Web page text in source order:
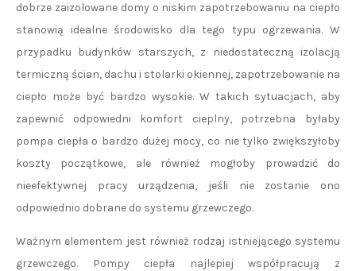
dobrze zaizolowane domy o niskim zapotrzebowaniu na ciepło
stanowią idealne środowisko dla tego typu ogrzewania. W
przypadku budynków starszych, z niedostateczną izolacją
termiczną ścian, dachu i stolarki okiennej, zapotrzebowanie na
ciepło może być bardzo wysokie. W takich sytuacjach, aby
zapewnić odpowiedni komfort cieplny, potrzebna byłaby
pompa ciepła o bardzo dużej mocy, co nie tylko zwiększyłoby
koszty początkowe, ale również mogłoby prowadzić do
nieefektywnej pracy urządzenia, jeśli nie zostanie ono
odpowiednio dobrane do systemu grzewczego.
Ważnym elementem jest również rodzaj istniejącego systemu
grzewczego. Pompy ciepła najlepiej współpracują z